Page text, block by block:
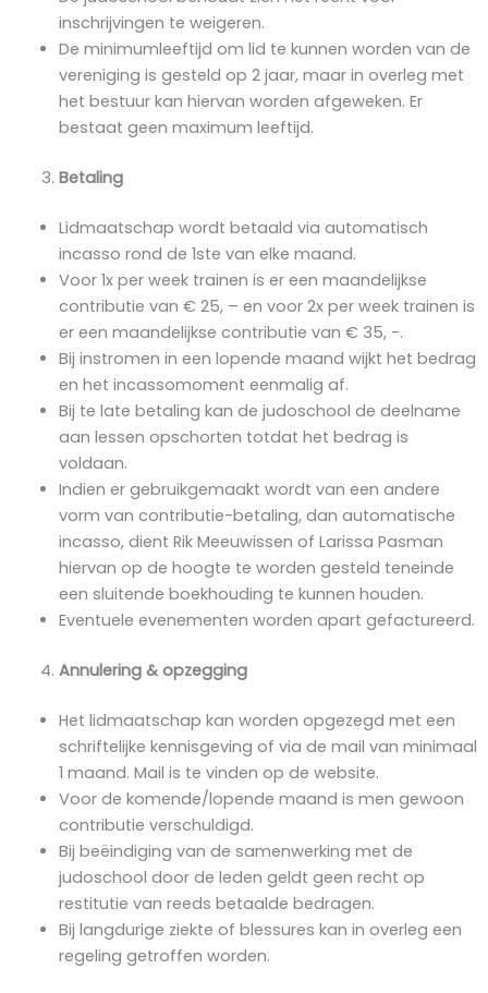
inschrijvingen te weigeren.
De minimumleeftijd om lid te kunnen worden van de
vereniging is gesteld op 2 jaar, maar in overleg met
het bestuur kan hiervan worden afgeweken. Er
bestaat geen maximum leeftijd.
Betaling
Lidmaatschap wordt betaald via automatisch
incasso rond de 1ste van elke maand.
Voor 1x per week trainen is er een maandelijkse
contributie van € 25, – en voor 2x per week trainen is
er een maandelijkse contributie van € 35, -.
Bij instromen in een lopende maand wijkt het bedrag
en het incassomoment eenmalig af.
Bij te late betaling kan de judoschool de deelname
aan lessen opschorten totdat het bedrag is
voldaan.
Indien er gebruikgemaakt wordt van een andere
vorm van contributie-betaling, dan automatische
incasso, dient Rik Meeuwissen of Larissa Pasman
hiervan op de hoogte te worden gesteld teneinde
een sluitende boekhouding te kunnen houden.
Eventuele evenementen worden apart gefactureerd.
Annulering & opzegging
Het lidmaatschap kan worden opgezegd met een
schriftelijke kennisgeving of via de mail van minimaal
1 maand. Mail is te vinden op de website.
Voor de komende/lopende maand is men gewoon
contributie verschuldigd.
Bij beëindiging van de samenwerking met de
judoschool door de leden geldt geen recht op
restitutie van reeds betaalde bedragen.
Bij langdurige ziekte of blessures kan in overleg een
regeling getroffen worden.